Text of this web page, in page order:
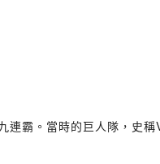
霸。當時的巨人隊，史